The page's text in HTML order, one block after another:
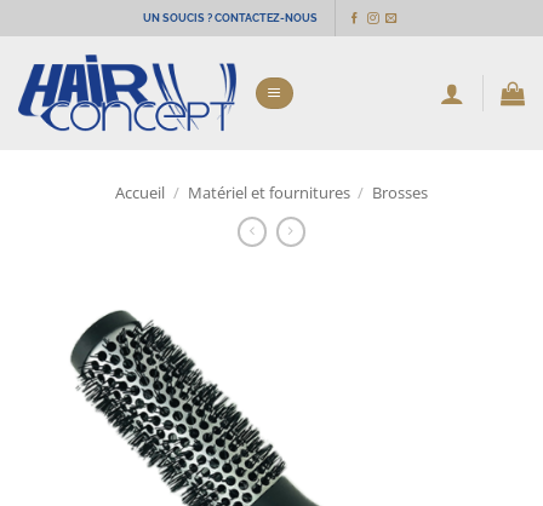
au
contenu
UN SOUCIS ? CONTACTEZ-NOUS
Accueil / Matériel et fournitures / Brosses